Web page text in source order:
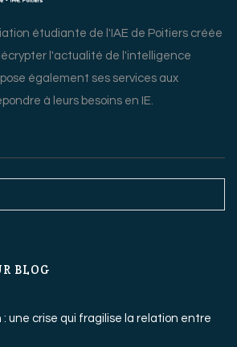
étudiante de l'IAE de Poitiers créée
l'actualité de l'intelligence
également ses services aux
à leurs besoins en IE.
BLOG
une crise qui fragilise la relation entre